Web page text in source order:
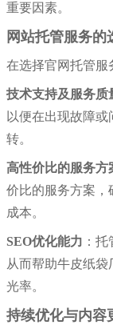
重要因素。
网站托管服务的
在选择官网托管服
技术支持及服务质
以便在出现故障
转。
高性价比的服务方
价比的服务方案，
成本。
SEO优化能力 ：
从而帮助牛皮纸
光率。
持续优化与内容